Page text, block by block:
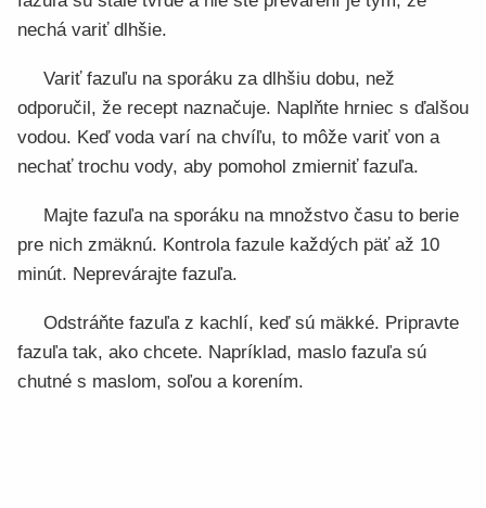
nechá variť dlhšie.
Variť fazuľu na sporáku za dlhšiu dobu, než
odporučil, že recept naznačuje. Naplňte hrniec s ďalšou
vodou. Keď voda varí na chvíľu, to môže variť von a
nechať trochu vody, aby pomohol zmierniť fazuľa.
Majte fazuľa na sporáku na množstvo času to berie
pre nich zmäknú. Kontrola fazule každých päť až 10
minút. Neprevárajte fazuľa.
Odstráňte fazuľa z kachlí, keď sú mäkké. Pripravte
fazuľa tak, ako chcete. Napríklad, maslo fazuľa sú
chutné s maslom, soľou a korením.